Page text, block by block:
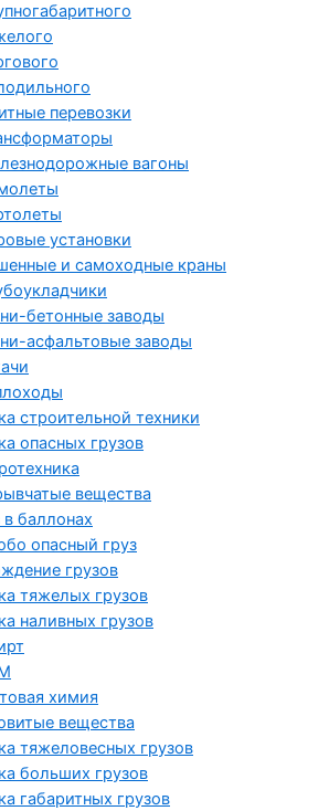
перевозки
вагоны
установки
и самоходные краны
бетонные заводы
асфальтовые заводы
строительной техники
опасных грузов
вещества
в баллонах
опасный груз
грузов
тяжелых грузов
наливных грузов
химия
вещества
тяжеловесных грузов
больших грузов
габаритных грузов